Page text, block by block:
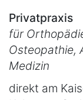
Privatpraxis
für
Osteopathie,
Medizin
direkt am